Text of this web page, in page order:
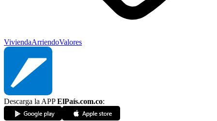
ViviendaArriendoValores
Descarga la APPElPaís.com.co: